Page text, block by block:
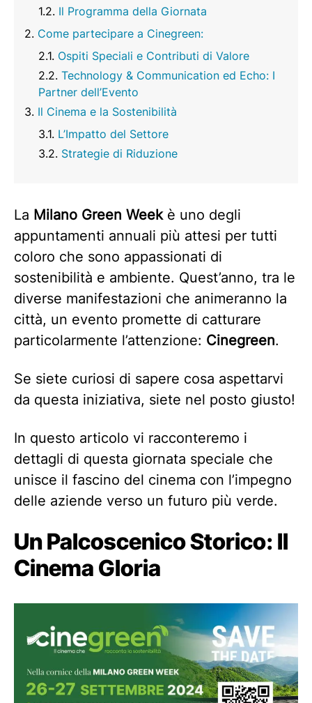
Il Programma della Giornata
Come partecipare a Cinegreen:
Ospiti Speciali e Contributi di Valore
Technology & Communication ed Echo: I
Partner dell’Evento
Il Cinema e la Sostenibilità
L’Impatto del Settore
Strategie di Riduzione
La Milano Green Weekè uno degli
appuntamenti annuali più attesi per tutti
coloro che sono appassionati di
sostenibilità e ambiente. Quest’anno, tra le
diverse manifestazioni che animeranno la
città, un evento promette di catturare
particolarmente l’attenzione: Cinegreen.
Se siete curiosi di sapere cosa aspettarvi
da questa iniziativa, siete nel posto giusto!
In questo articolo vi racconteremo i
dettagli di questa giornata speciale che
unisce il fascino del cinema con l’impegno
delle aziende verso un futuro più verde.
Un Palcoscenico Storico: Il
Cinema Gloria